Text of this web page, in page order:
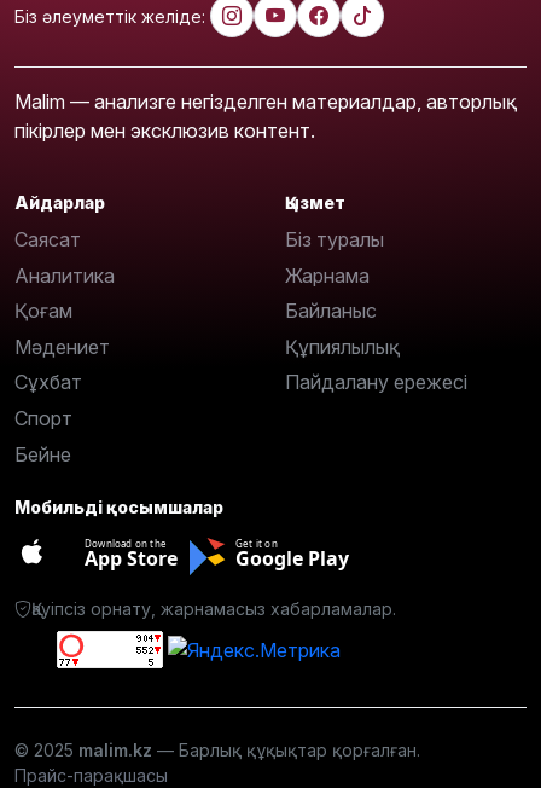
Біз әлеуметтік желіде:
Malim — анализге негізделген материалдар, авторлық
пікірлер мен эксклюзив контент.
Айдарлар
Саясат
Аналитика
Қоғам
Мәдениет
Сұхбат
Спорт
Бейне
Қызмет
Біз туралы
Жарнама
Байланыс
Құпиялылық
Пайдалану ережесі
Мобильді қосымшалар
Download on the
App Store
Get it on
Google Play
Қауіпсіз орнату, жарнамасыз хабарламалар.
© 2025 malim.kz — Барлық құқықтар қорғалған.
Прайс-парақшасы